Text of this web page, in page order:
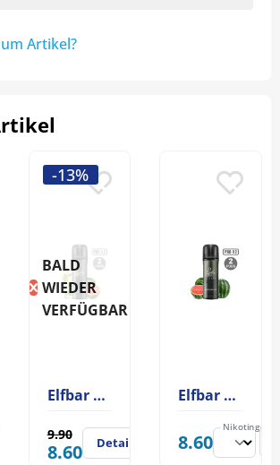
Artikel?
BALD
WIEDER
VERFÜGBAR
Elfbar Elfa Pro V2 Pod Watermelon Mojito 20mg
8.60
9.90
-13%
Details
Elfbar Elfa Pro V2 Pod Watermelon
8.60